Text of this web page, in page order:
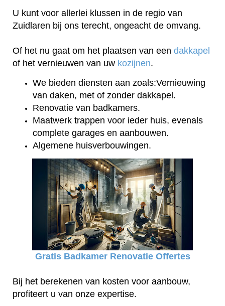
U kunt voor allerlei klussen in de regio van
Zuidlaren bij ons terecht, ongeacht de omvang.
Of het nu gaat om het plaatsen van een dakkapel
of het vernieuwen van uw kozijnen.
We bieden diensten aan zoals:Vernieuwing
van daken, met of zonder dakkapel.
Renovatie van badkamers.
Maatwerk trappen voor ieder huis, evenals
complete garages en aanbouwen.
Algemene huisverbouwingen.
Gratis Badkamer Renovatie Offertes
Bij het berekenen van kosten voor aanbouw,
profiteert u van onze expertise.